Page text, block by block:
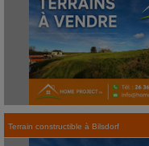
Terrain constructible à Bilsdorf